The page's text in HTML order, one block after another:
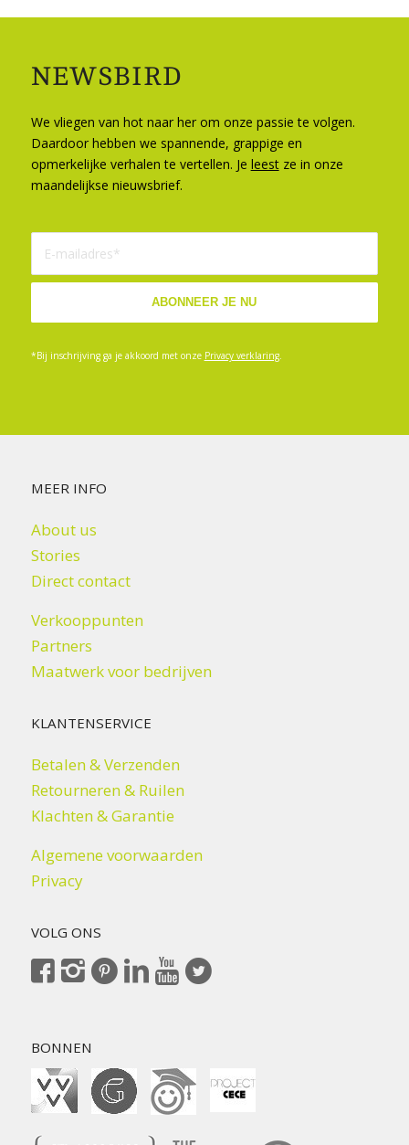
NEWSBIRD
We vliegen van hot naar her om onze passie te volgen.
Daardoor hebben we spannende, grappige en
opmerkelijke verhalen te vertellen. Je leestze in onze
maandelijkse nieuwsbrief.
*Bij inschrijving ga je akkoord met onze Privacy verklaring.
MEER INFO
About us
Stories
Direct contact
Verkooppunten
Partners
Maatwerk voor bedrijven
KLANTENSERVICE
Betalen & Verzenden
Retourneren & Ruilen
Klachten & Garantie
Algemene voorwaarden
Privacy
VOLG ONS
BONNEN